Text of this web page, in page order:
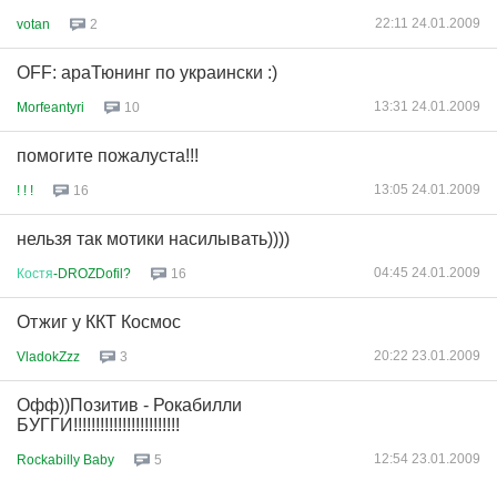
votan 2 22:11 24.01.2009
OFF: араТюнинг по украински :)
Morfeantyri 10 13:31 24.01.2009
помогите пожалуста!!!
! ! ! 16 13:05 24.01.2009
нельзя так мотики насилывать))))
Костя-DROZDofil? 16 04:45 24.01.2009
Отжиг у ККТ Космос
VladokZzz 3 20:22 23.01.2009
Офф))Позитив - Рокабилли
БУГГИ!!!!!!!!!!!!!!!!!!!!!!!!
Rockabilly Baby 5 12:54 23.01.2009